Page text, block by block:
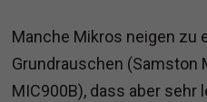
Manche Mikros neigen zu
Grundrauschen (Samston
MIC900B), dass aber